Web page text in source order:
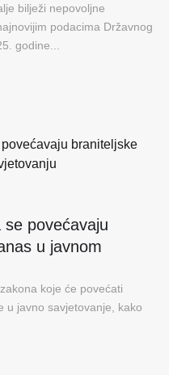
bilježi nepovoljne
podacima Državnog
godine...
povećavaju
u javnom
koje će povećati
u javno savjetovanje, kako